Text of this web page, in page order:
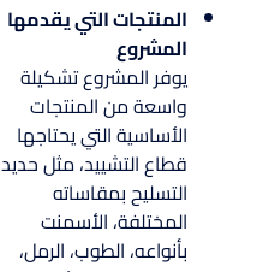
المنتجات التي يقدمها
المشروع
يوفر المشروع تشكيلة
واسعة من المنتجات
الأساسية التي يحتاجها
قطاع التشييد، مثل حديد
التسليح بمقاساته
المختلفة، الأسمنت
بأنواعه، الطوب، الرمل،